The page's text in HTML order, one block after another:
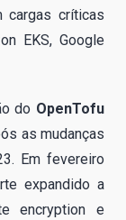
cargas críticas
EKS, Google
do OpenTofu
as mudanças
Em fevereiro
expandido a
encryption e